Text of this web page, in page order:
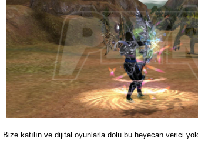
Bize katılın ve dijital oyunlarla dolu bu heyecan verici